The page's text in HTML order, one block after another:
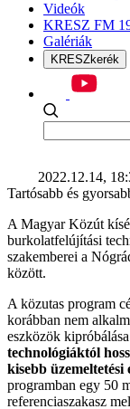
Videók
KRESZ FM
Galériák
KRESZkerék
2022.12.14,
Tartósabb és
A Magyar Közút
burkolatfelújítási
szakemberei a
között.
A közutas program
korábban nem
eszközök
technológiáktól
kisebb
programban egy 50
referenciaszakasz